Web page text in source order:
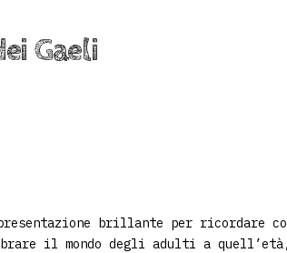
Gaeli
brillante per ricordare
il mondo degli adulti a